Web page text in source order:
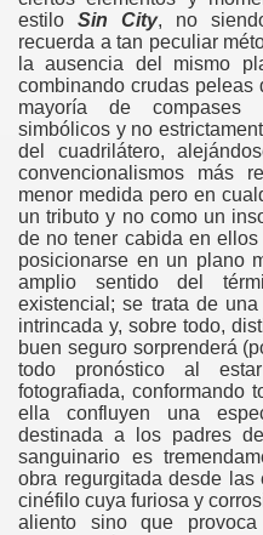
estilo Sin City, no
recuerda a tan peculiar
la ausencia del mismo
combinando crudas peleas
mayoría de compases
simbólicos y no
del cuadrilátero,
convencionalismos más
menor medida pero en
un tributo y no como un
de no tener cabida en
posicionarse en un plano
amplio sentido del
existencial; se trata de
intrincada y, sobre todo,
buen seguro sorprenderá
todo pronóstico al
fotografiada, conformando
ella confluyen una
destinada a los padres
sanguinario es
obra regurgitada desde las
cinéfilo cuya furiosa y
aliento sino que